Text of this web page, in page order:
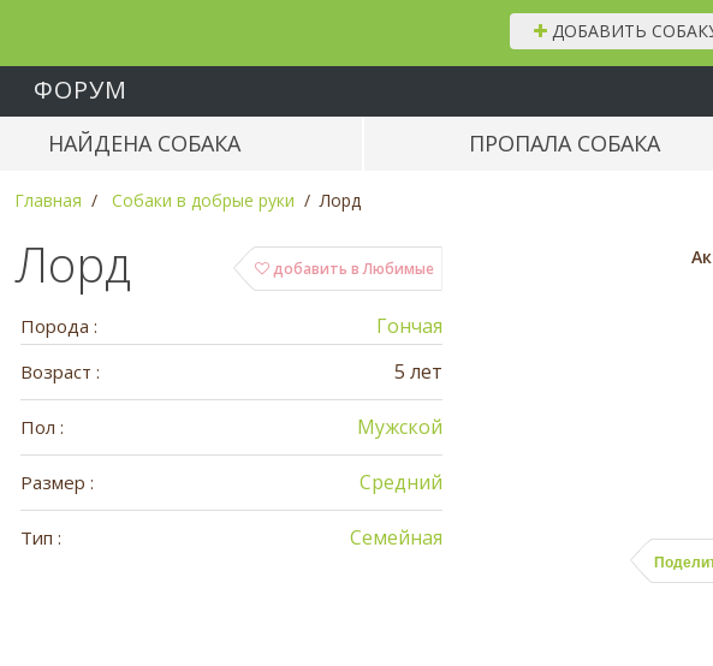
ДОБАВИТЬ
ФОРУМ
НАЙДЕНА СОБАКА ПРОПАЛА СОБАКА
Главная Собаки в добрые руки Лорд
добавить в Любимые
Лорд
Порода : Гончая
Возраст : 5 лет
Пол : Мужской
Размер : Средний
Тип : Семейная